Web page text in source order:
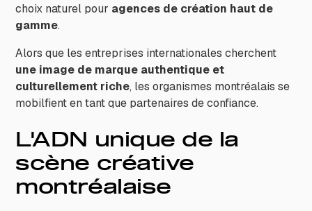
choix naturel pour agences de création haut de
gamme.
Alors que les entreprises internationales cherchent
une image de marque authentique et
culturellement riche, les organismes montréalais se
mobilfient en tant que partenaires de confiance.
L'ADN unique de la
scène créative
montréalaise